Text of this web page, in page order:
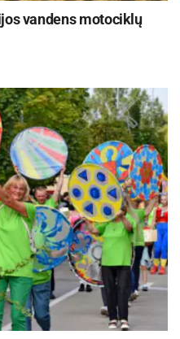
vandens motociklų